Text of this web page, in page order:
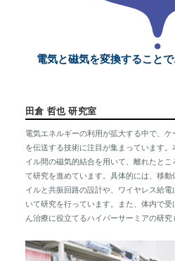
電気と磁気を変換すること
田倉 哲也 研究室
電気エネルギーの利用が拡大する中で、
を伝送する技術に注目が集まっています
イル間の磁気的結合を用いて、離れたと
て研究を進めています。具体的には、移
イルと共振回路の設計や、ワイヤレス給
いて研究を行っています。また、体内で
ん治療に役立てるハイパーサーミアの研究